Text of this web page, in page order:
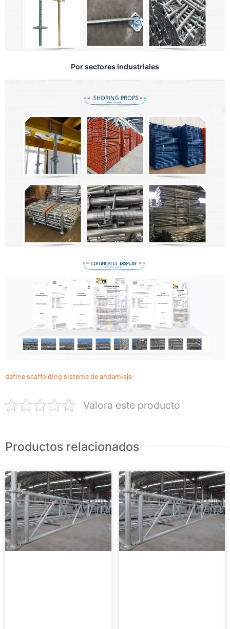
Por sectores industriales
define scaffolding sistema de andamiaje
Valora este producto
Productos relacionados